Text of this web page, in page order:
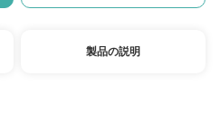
製品の説明